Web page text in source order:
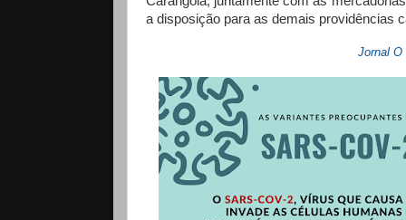
a disposição para as demais providências
Jornal